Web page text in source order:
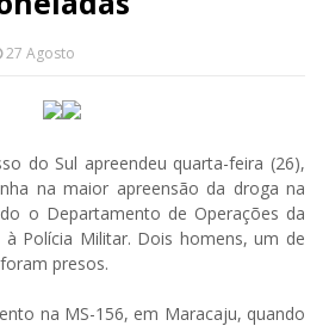
27 Agosto
do Sul apreendeu quarta-feira (26),
na maior apreensão da droga na
o Departamento de Operações da
à Polícia Militar. Dois homens, um de
presos.
na MS-156, em Maracaju, quando